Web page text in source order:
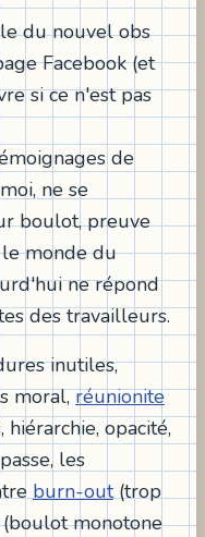
du nouvel obs
Facebook (et
si ce n'est pas
de
ne se
boulot, preuve
monde du
ne répond
des travailleurs.
inutiles,
moral,réunionite
opacité,
les
burn-out(trop
monotone